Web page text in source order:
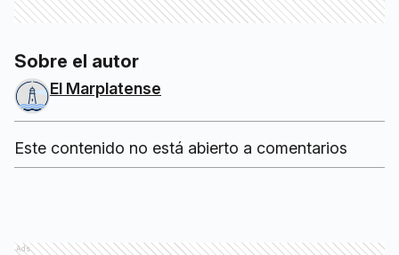
Sobre el autor
El Marplatense
Este contenido no está abierto a comentarios
Ads